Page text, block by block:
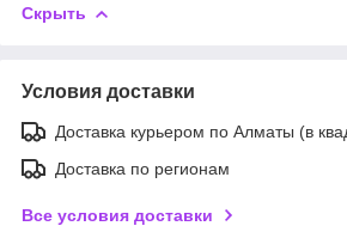
Скрыть
Условия доставки
Доставка курьером по Алматы (в
Доставка по регионам
Все условия доставки